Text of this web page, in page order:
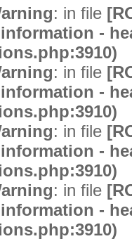
: in file
-
: in file
-
: in file
-
: in file
-